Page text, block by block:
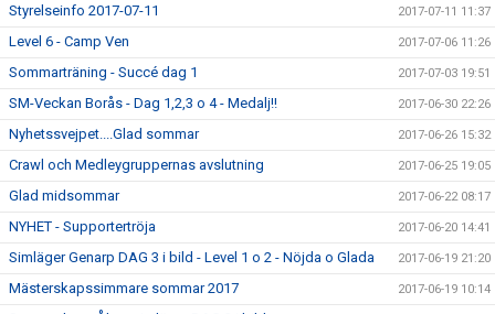
Styrelseinfo 2017-07-11 2017-07-11 11:37
Level 6 - Camp Ven 2017-07-06 11:26
Sommarträning - Succé dag 1 2017-07-03 19:51
SM-Veckan Borås - Dag 1,2,3 o 4 - Medalj!! 2017-06-30 22:26
Nyhetssvejpet....Glad sommar 2017-06-26 15:32
Crawl och Medleygruppernas avslutning 2017-06-25 19:05
Glad midsommar 2017-06-22 08:17
NYHET - Supportertröja 2017-06-20 14:41
Simläger Genarp DAG 3 i bild - Level 1 o 2 - Nöjda o Glada 2017-06-19 21:20
Mästerskapssimmare sommar 2017 2017-06-19 10:14